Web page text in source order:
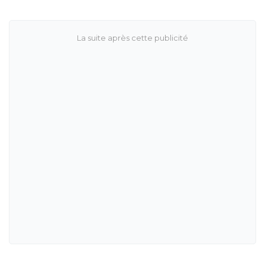
batterie, tout en restant ouverte à des projets hydrogène